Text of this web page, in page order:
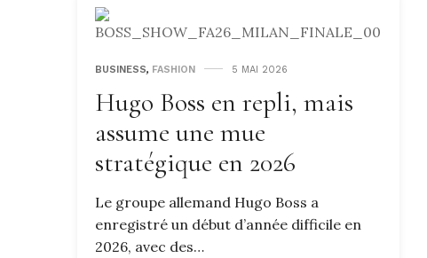
BUSINESS, FASHION 5 MAI 2026
Hugo Boss en repli, mais
assume une mue
stratégique en 2026
Le groupe allemand Hugo Boss a
enregistré un début d’année difficile en
2026, avec des…